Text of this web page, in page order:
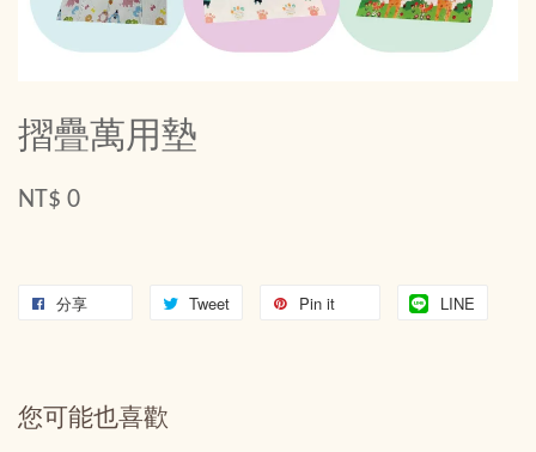
摺疊萬用墊
NT$ 0
分享 Tweet Pin it LINE
您可能也喜歡